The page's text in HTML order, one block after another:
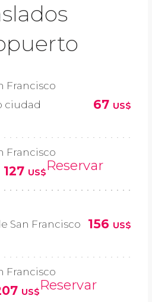
Francisco
ciudad
67 US$
Francisco
127 US$Reservar
San Francisco
156 US$
Francisco
US$Reservar